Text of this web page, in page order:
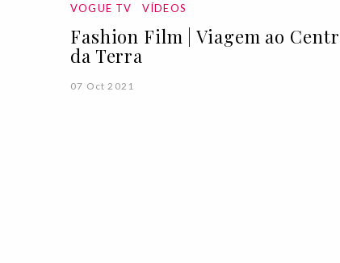
VOGUE TV VÍDEOS
Fashion Film | Viagem ao
da Terra
07 Oct 2021